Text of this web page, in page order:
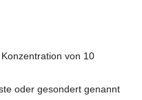
von 10
oder gesondert genannt